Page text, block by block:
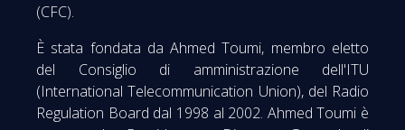
(CFC).
È stata fondata da Ahmed Toumi, membro eletto
del Consiglio di amministrazione dell'ITU
(International Telecommunication Union), del Radio
Regulation Board dal 1998 al 2002. Ahmed Toumi è